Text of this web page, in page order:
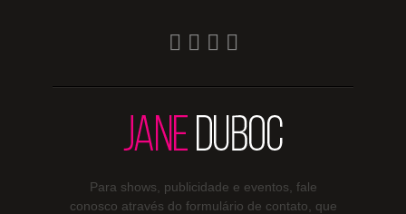
Para shows, publicidade e eventos, fale
conosco através do formulário de contato, que